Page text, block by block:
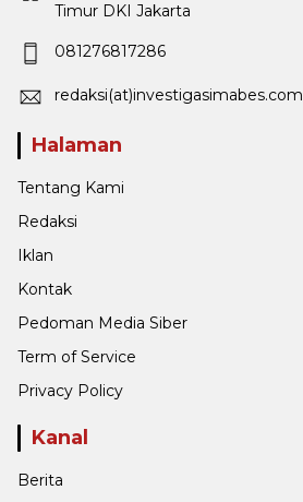
Timur DKI Jakarta
081276817286
redaksi(at)investigasimabes.com
Halaman
Tentang Kami
Redaksi
Iklan
Kontak
Pedoman Media Siber
Term of Service
Privacy Policy
Kanal
Berita